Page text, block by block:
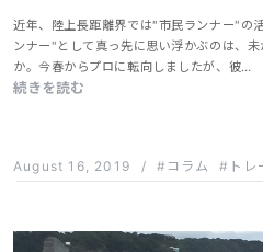
近年、陸上長距離界では"市民ランナー"の
ンナー"として真っ先に思い浮かぶのは、
か。今春からプロに転向しましたが、彼…
続きを読む
August 16, 2019 / コラム トレ